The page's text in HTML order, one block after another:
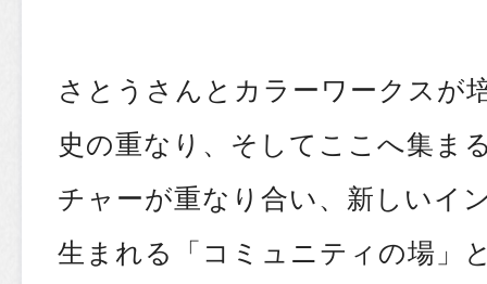
さとうさんとカラーワークスが
史の重なり、そしてここへ集ま
チャーが重なり合い、新しいイ
生まれる「コミュニティの場」